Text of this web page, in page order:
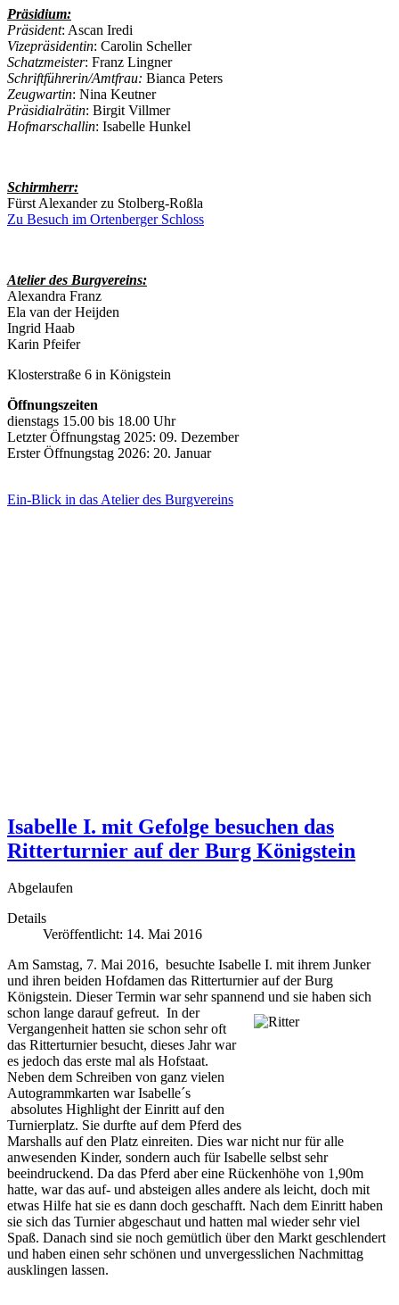
Präsidium:
Präsident: Ascan Iredi
Vizepräsidentin: Carolin Scheller
Schatzmeister: Franz Lingner
Schriftführerin/Amtfrau: Bianca Peters
Zeugwartin: Nina Keutner
Präsidialrätin: Birgit Villmer
Hofmarschallin: Isabelle Hunkel
Schirmherr:
Fürst Alexander zu Stolberg-Roßla
Zu Besuch im Ortenberger Schloss
Atelier des Burgvereins:
Alexandra Franz
Ela van der Heijden
Ingrid Haab
Karin Pfeifer
Klosterstraße 6 in Königstein
Öffnungszeiten
dienstags 15.00 bis 18.00 Uhr
Letzter Öffnungstag 2025: 09. Dezember
Erster Öffnungstag 2026: 20. Januar
Ein-Blick in das Atelier des Burgvereins
Isabelle I. mit Gefolge besuchen das
Ritterturnier auf der Burg Königstein
Abgelaufen
Details
Veröffentlicht: 14. Mai 2016
Am Samstag, 7. Mai 2016, besuchte Isabelle I. mit ihrem Junker
und ihren beiden Hofdamen das Ritterturnier auf der Burg
Königstein. Dieser Termin war sehr spannend und sie haben sich
schon lange darauf gefreut. In der
Vergangenheit hatten sie schon sehr oft
das Ritterturnier besucht, dieses Jahr war
es jedoch das erste mal als Hofstaat.
Neben dem Schreiben von ganz vielen
Autogrammkarten war Isabelle´s
absolutes Highlight der Einritt auf den
Turnierplatz. Sie durfte auf dem Pferd des
Marshalls auf den Platz einreiten. Dies war nicht nur für alle
anwesenden Kinder, sondern auch für Isabelle selbst sehr
beeindruckend. Da das Pferd aber eine Rückenhöhe von 1,90m
hatte, war das auf- und absteigen alles andere als leicht, doch mit
etwas Hilfe hat sie es dann doch geschafft. Nach dem Einritt haben
sie sich das Turnier abgeschaut und hatten mal wieder sehr viel
Spaß. Danach sind sie noch gemütlich über den Markt geschlendert
und haben einen sehr schönen und unvergesslichen Nachmittag
ausklingen lassen.